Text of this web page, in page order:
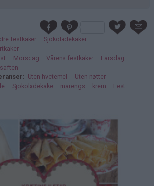
festkaker
Sjokoladekaker
Morsdag Vårens festkaker
Farsdag
Uten hvetemel
Uten nøtter
Sjokoladekake marengs krem Fest